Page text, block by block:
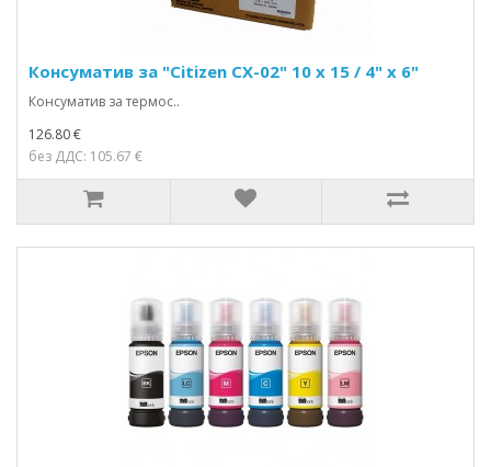
Консуматив за "Citizen CX-02" 10 x 15 / 4" x 6"
Консуматив за термос..
126.80 €
без ДДС: 105.67 €